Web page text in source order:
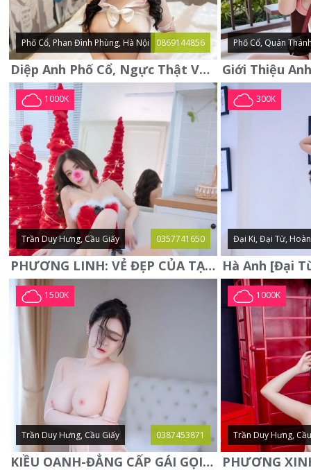
Phố Cổ, Phan Đình Phùng, Hà Nội 0869144856
Diệp Anh Phố Cổ, Ngực Thật Vú To Thơm Tho Quyến Rũ
Phố Cổ, Quán
1000K
Trần Duy Hưng, Cầu Giấy 0357741650
PHƯƠNG LINH: VẺ ĐẸP CỦA TẠO HÓA, XINH ĐẸP, SEXY, QUYỄN RŨ
300K
Đại Ki, Đại Từ,
1500K
Trần Duy Hưng, Cầu Giấy 0387453871
KIỀU OANH-ĐẲNG CẤP GÁI GỌI XINH SANG-NGOAN NGOÃN
1000K
Trần Duy Hưng,